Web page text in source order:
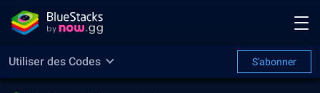
Utiliser des Codes S'abonner